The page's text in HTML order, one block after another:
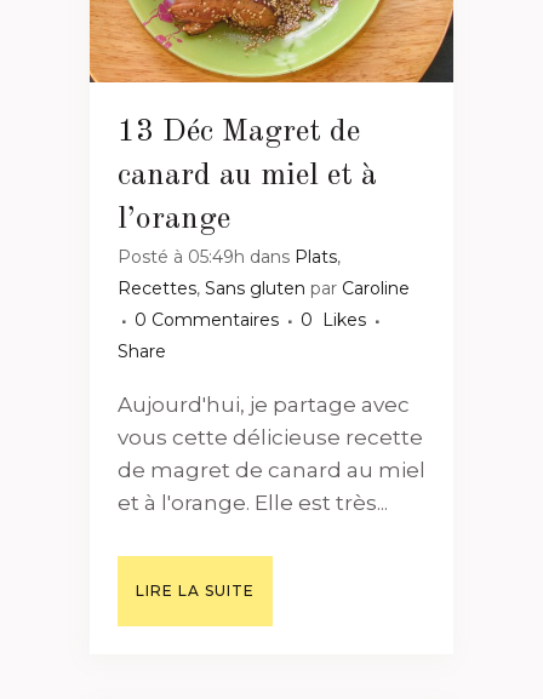
13 Déc Magret de
canard au miel et à
l’orange
Posté à 05:49h dans Plats,
Recettes, Sans gluten par Caroline
0 Commentaires
0
Likes
Share
Aujourd'hui, je partage avec
vous cette délicieuse recette
de magret de canard au miel
et à l'orange. Elle est très...
LIRE LA SUITE